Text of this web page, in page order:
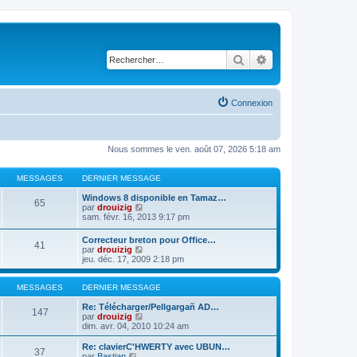
Rechercher
Connexion
Nous sommes le ven. août 07, 2026 5:18 am
MESSAGES DERNIER MESSAGE
65
Windows 8 disponible en Tamaz…
par drouizig
o
u
l
t
e
r
l
d
e
r
n
i
sam. févr. 16, 2013 9:17 pm
41
Correcteur breton pour Office…
par drouizig
o
n
s
u
l
t
r
l
e
jeu. déc. 17, 2009 2:18 pm
MESSAGES DERNIER MESSAGE
147
Re: Télécharger/Pellgargañ AD…
par drouizig
o
n
s
dim. avr. 04, 2010 10:24 am
37
Re: clavierC'HWERTY avec UBUN…